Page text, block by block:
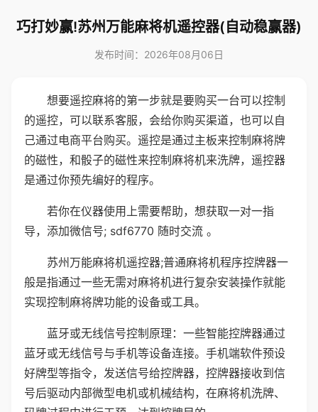
巧打妙赢!苏州万能麻将机遥控器(自动稳赢器)
发布时间：2026年08月06日
想要遥控麻将的第一步就是要购买一台可以控制
的遥控，可以联系客服，会给你购买渠道，也可以自
己通过电商平台购买。遥控是通过主板来控制麻将牌
的磁性，和骰子的磁性来控制麻将机来洗牌，遥控器
是通过你预先编好的程序。
若你在仪器使用上需要帮助，想获取一对一指
导，添加微信号; sdf6770 随时交流 。
苏州万能麻将机遥控器;普通麻将机程序控牌器一
般是指通过一些无需对麻将机进行复杂安装操作就能
实现控制麻将牌功能的设备或工具。
蓝牙或无线信号控制原理：一些智能控牌器通过
蓝牙或无线信号与手机等设备连接。手机端软件预设
好牌型等指令，发送信号给控牌器，控牌器接收到信
号后驱动内部微型电机或机械结构，在麻将机洗牌、